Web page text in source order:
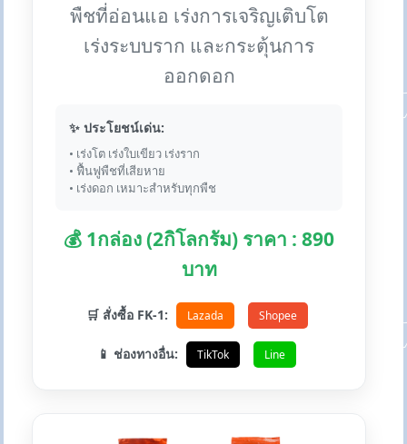
พืชที่อ่อนแอ เร่งการเจริญเติบโต
เร่งระบบราก และกระตุ้นการ
ออกดอก
✨ ประโยชน์เด่น:
• เร่งโต เร่งใบเขียว เร่งราก
• ฟื้นฟูพืชที่เสียหาย
• เร่งดอก เหมาะสำหรับทุกพืช
💰 1กล่อง (2กิโลกรัม) ราคา : 890
บาท
🛒 สั่งซื้อ FK-1: Lazada Shopee
📱 ช่องทางอื่น: TikTok Line